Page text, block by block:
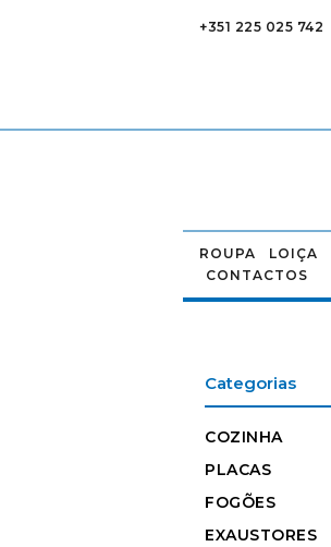
+351 225 025 742
ROUPA LOIÇA
CONTACTOS
Categorias
COZINHA
PLACAS
FOGÕES
EXAUSTORES